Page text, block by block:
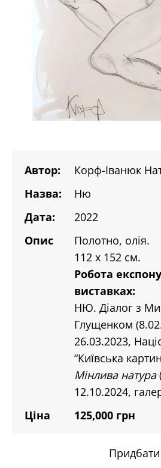
Автор:
Корф-Іванюк
Назва:
Ню
Дата:
2022
Опис
Полотно, олія.
112 х 152 см.
Робота
виставках:
НЮ. Діалог з
Глущенком
26.03.2023,
“Київська
Мінлива натура
12.10.2024,
Ціна
125,000 грн
Придбати